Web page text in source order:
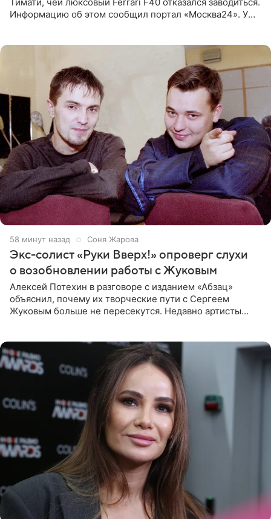
Информацию об этом сообщил портал «Москва24». У
58 минут назад Соня Жарова
Экс-солист «Руки Вверх!» опроверг слухи
о возобновлении работы с Жуковым
Алексей Потехин в разговоре с изданием «Абзац»
объяснил, почему их творческие пути с Сергеем
Жуковым больше не пересекутся. Недавно артисты